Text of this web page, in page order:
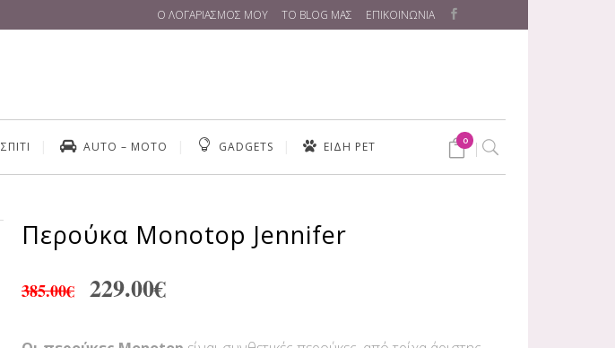
Ο ΛΟΓΑΡΙΑΣΜΟΣ ΜΟΥ ΤΟ BLOG ΜΑΣ ΕΠΙΚΟΙΝΩΝΙΑ
ΕΊΔΗ ΚΟΜΜΩΤΗΡΊΟΥ
ΣΠΙΤΙ AUTO – MOTO GADGETS ΕΙΔΗ PET 0
Περούκα Monotop Jennifer
385.00€ 229.00€